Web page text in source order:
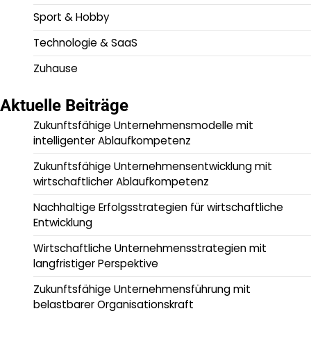
Sport & Hobby
Technologie & SaaS
Zuhause
Aktuelle Beiträge
Zukunftsfähige Unternehmensmodelle mit
intelligenter Ablaufkompetenz
Zukunftsfähige Unternehmensentwicklung mit
wirtschaftlicher Ablaufkompetenz
Nachhaltige Erfolgsstrategien für wirtschaftliche
Entwicklung
Wirtschaftliche Unternehmensstrategien mit
langfristiger Perspektive
Zukunftsfähige Unternehmensführung mit
belastbarer Organisationskraft